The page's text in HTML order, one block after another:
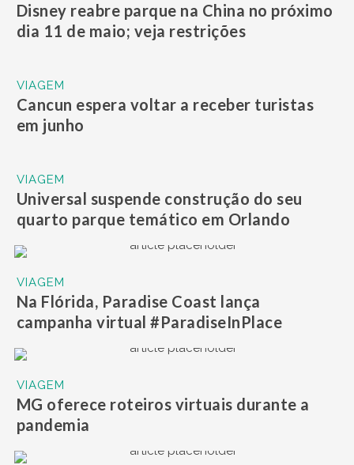
Disney reabre parque na China no próximo
dia 11 de maio; veja restrições
VIAGEM
Cancun espera voltar a receber turistas
em junho
VIAGEM
Universal suspende construção do seu
quarto parque temático em Orlando
VIAGEM
Na Flórida, Paradise Coast lança
campanha virtual #ParadiseInPlace
VIAGEM
MG oferece roteiros virtuais durante a
pandemia